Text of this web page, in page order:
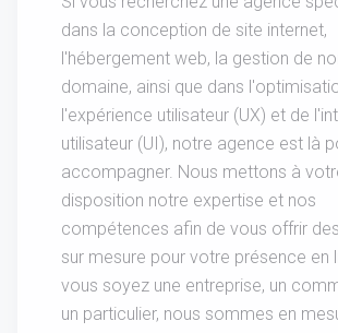
dans la conception de site internet,
l'hébergement web, la gestion de
domaine, ainsi que dans
l'expérience utilisateur (UX) et de
utilisateur (UI), notre agence est là
accompagner. Nous mettons à
disposition notre expertise et nos
compétences afin de vous offrir
sur mesure pour votre présence en
vous soyez une entreprise, un
un particulier, nous sommes en